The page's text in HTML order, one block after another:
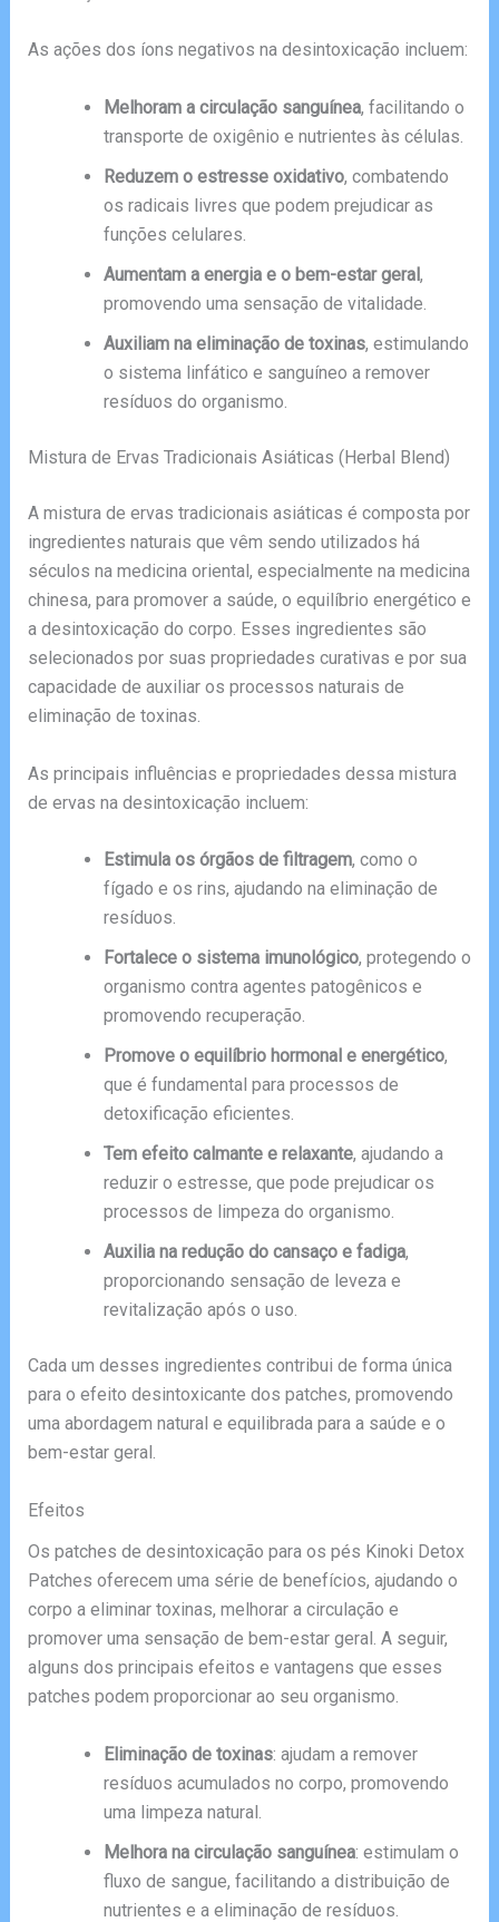
As ações dos íons negativos na desintoxicação incluem:
Melhoram a circulação sanguínea, facilitando o
transporte de oxigênio e nutrientes às células.
Reduzem o estresse oxidativo, combatendo
os radicais livres que podem prejudicar as
funções celulares.
Aumentam a energia e o bem-estar geral,
promovendo uma sensação de vitalidade.
Auxiliam na eliminação de toxinas, estimulando
o sistema linfático e sanguíneo a remover
resíduos do organismo.
Mistura de Ervas Tradicionais Asiáticas (Herbal Blend)
A mistura de ervas tradicionais asiáticas é composta por
ingredientes naturais que vêm sendo utilizados há
séculos na medicina oriental, especialmente na medicina
chinesa, para promover a saúde, o equilíbrio energético e
a desintoxicação do corpo. Esses ingredientes são
selecionados por suas propriedades curativas e por sua
capacidade de auxiliar os processos naturais de
eliminação de toxinas.
As principais influências e propriedades dessa mistura
de ervas na desintoxicação incluem:
Estimula os órgãos de filtragem, como o
fígado e os rins, ajudando na eliminação de
resíduos.
Fortalece o sistema imunológico, protegendo o
organismo contra agentes patogênicos e
promovendo recuperação.
Promove o equilíbrio hormonal e energético,
que é fundamental para processos de
detoxificação eficientes.
Tem efeito calmante e relaxante, ajudando a
reduzir o estresse, que pode prejudicar os
processos de limpeza do organismo.
Auxilia na redução do cansaço e fadiga,
proporcionando sensação de leveza e
revitalização após o uso.
Cada um desses ingredientes contribui de forma única
para o efeito desintoxicante dos patches, promovendo
uma abordagem natural e equilibrada para a saúde e o
bem-estar geral.
Efeitos
Os patches de desintoxicação para os pés Kinoki Detox
Patches oferecem uma série de benefícios, ajudando o
corpo a eliminar toxinas, melhorar a circulação e
promover uma sensação de bem-estar geral. A seguir,
alguns dos principais efeitos e vantagens que esses
patches podem proporcionar ao seu organismo.
Eliminação de toxinas: ajudam a remover
resíduos acumulados no corpo, promovendo
uma limpeza natural.
Melhora na circulação sanguínea: estimulam o
fluxo de sangue, facilitando a distribuição de
nutrientes e a eliminação de resíduos.